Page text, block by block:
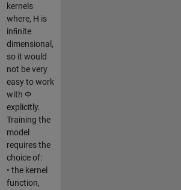
kernels
where, H is
inﬁnite
dimensional,
so it would
not be very
easy to work
with Φ
explicitly.
Training the
model
requires the
choice of:
• the kernel
function,